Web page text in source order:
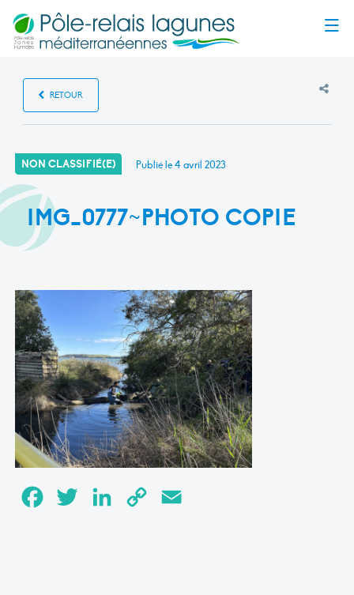
RETOUR
NON CLASSIFIÉ(E) Publié le4 avril 2023
IMG_0777~PHOTO COPIE
FacebookTwitter LinkedInCopy